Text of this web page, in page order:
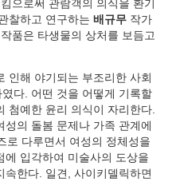
으로써 관람객의 의식을 환기
찰하고 연구하는배규무 작가
품은 타생물의 상처를 보듬고
인해 야기되는 부조리한 사회
다. 어떤 것을 어떻게 기록할
첨예한 윤리 의식이 자리한다.
의 돌봄 문제나 가족 관계에
로 다루면서 여성의 정체성을
에 입각하여 미술사의 도상을
한다. 일견, 사이키델릭하면